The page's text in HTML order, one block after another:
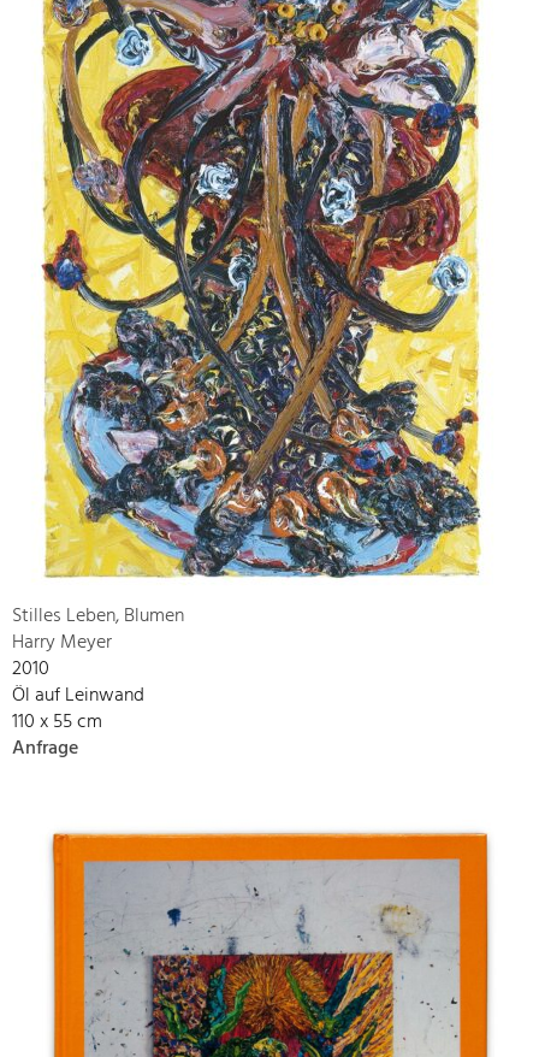
Stilles Leben, Blumen
Harry Meyer
2010
Öl auf Leinwand
110 x 55 cm
Anfrage